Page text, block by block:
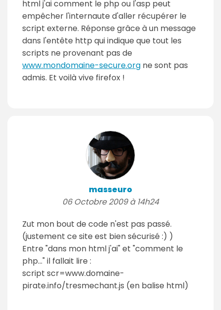
html j'ai comment le php ou l'asp peut
empêcher l'internaute d'aller récupérer le
script externe. Réponse grâce à un message
dans l'entête http qui indique que tout les
scripts ne provenant pas de
www.mondomaine-secure.org ne sont pas
admis. Et voilà vive firefox !
masseuro
06 Octobre 2009 à 14h24
Zut mon bout de code n'est pas passé.
(justement ce site est bien sécurisé :) )
Entre "dans mon html j'ai" et "comment le
php..." il fallait lire :
script scr=www.domaine-
pirate.info/tresmechant.js (en balise html)